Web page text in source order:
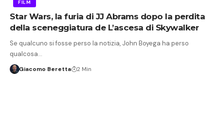
FILM
Star Wars, la furia di JJ Abrams dopo la perdita
della sceneggiatura de L’ascesa di Skywalker
Se qualcuno si fosse perso la notizia, John Boyega ha perso
qualcosa…
Giacomo Beretta 2 Min